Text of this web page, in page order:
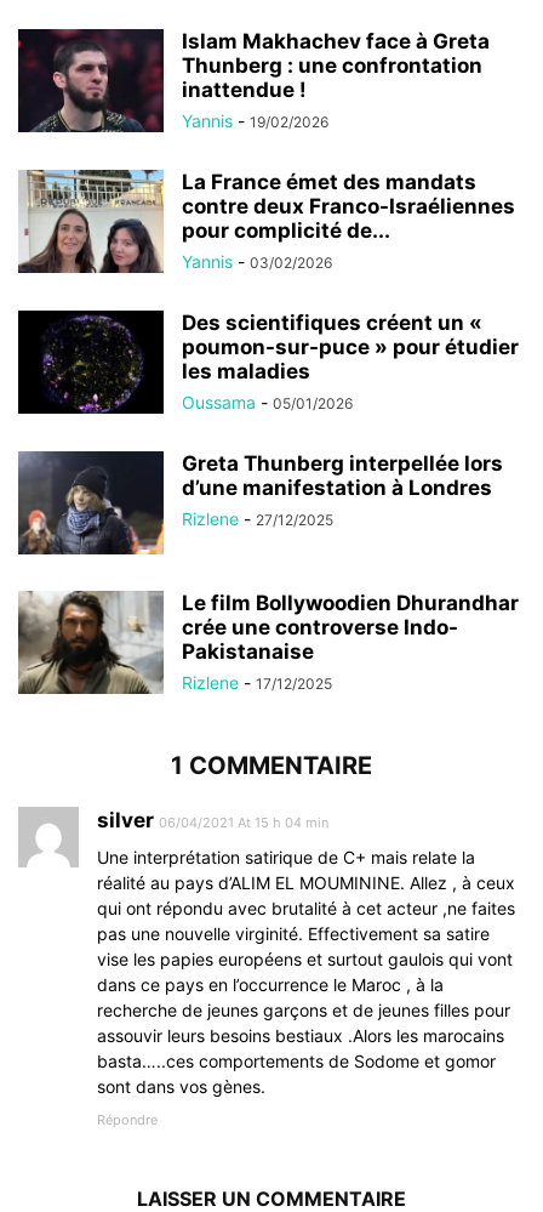
Islam Makhachev face à Greta
Thunberg : une confrontation
inattendue !
Yannis - 19/02/2026
La France émet des mandats
contre deux Franco-Israéliennes
pour complicité de...
Yannis - 03/02/2026
Des scientifiques créent un «
poumon-sur-puce » pour étudier
les maladies
Oussama - 05/01/2026
Greta Thunberg interpellée lors
d’une manifestation à Londres
Rizlene - 27/12/2025
Le film Bollywoodien Dhurandhar
crée une controverse Indo-
Pakistanaise
Rizlene - 17/12/2025
1 COMMENTAIRE
silver 06/04/2021 At 15 h 04 min
Une interprétation satirique de C+ mais relate la
réalité au pays d’ALIM EL MOUMININE. Allez , à ceux
qui ont répondu avec brutalité à cet acteur ,ne faites
pas une nouvelle virginité. Effectivement sa satire
vise les papies européens et surtout gaulois qui vont
dans ce pays en l’occurrence le Maroc , à la
recherche de jeunes garçons et de jeunes filles pour
assouvir leurs besoins bestiaux .Alors les marocains
basta…..ces comportements de Sodome et gomor
sont dans vos gènes.
Répondre
LAISSER UN COMMENTAIRE